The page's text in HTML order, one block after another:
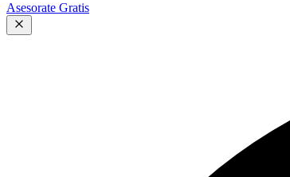
Asesorate Gratis